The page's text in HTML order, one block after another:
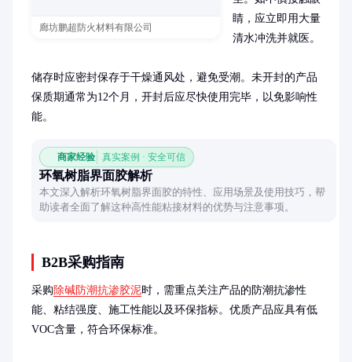
廊坊鹏超防火材料有限公司
睛，应立即用大量
清水冲洗并就医。
储存时应密封保存于干燥通风处，避免受潮。未开封的产品
保质期通常为12个月，开封后应尽快使用完毕，以免影响性
能。
商家经验 真实案例 · 安全可信
环氧树脂界面胶解析
本文深入解析环氧树脂界面胶的特性、应用场景及使用技巧，帮
助读者全面了解这种高性能粘接材料的优势与注意事项。
B2B采购指南
采购 除碱防潮抗渗胶泥时，需重点关注产品的防潮抗渗性
能、粘结强度、施工性能以及环保指标。优质产品应具有低
VOC含量，符合环保标准。